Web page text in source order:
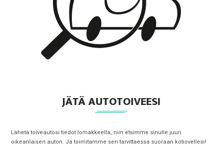
JÄTÄ AUTOTOIVEESI
Lähetä toiveautosi tiedot lomakkeella, niin etsimme sinulle juuri
oikeanlaisen auton. Ja toimitamme sen tarvittaessa suoraan kotiovellesi!